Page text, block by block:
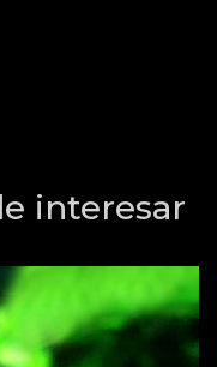
interesar